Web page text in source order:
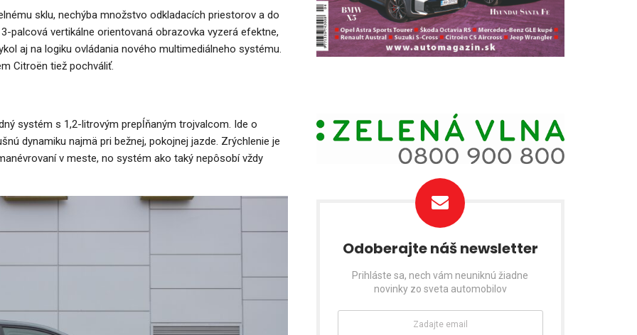
sklu, nechýba množstvo odkladacích priestorov a do
palcová vertikálne orientovaná obrazovka vyzerá efektne,
aj na logiku ovládania nového multimediálneho systému.
Citroën tiež pochváliť.
systém s 1,2-litrovým prepĺňaným trojvalcom. Ide o
dynamiku najmä pri bežnej, pokojnej jazde. Zrýchlenie je
v meste, no systém ako taký nepôsobí vždy
Odoberajte náš newsletter
Prihláste sa, nech vám neuniknú žiadne
novinky zo sveta automobilov